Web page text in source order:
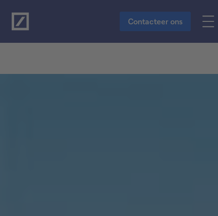
Naar de hoofdinhoud
Contacteer ons